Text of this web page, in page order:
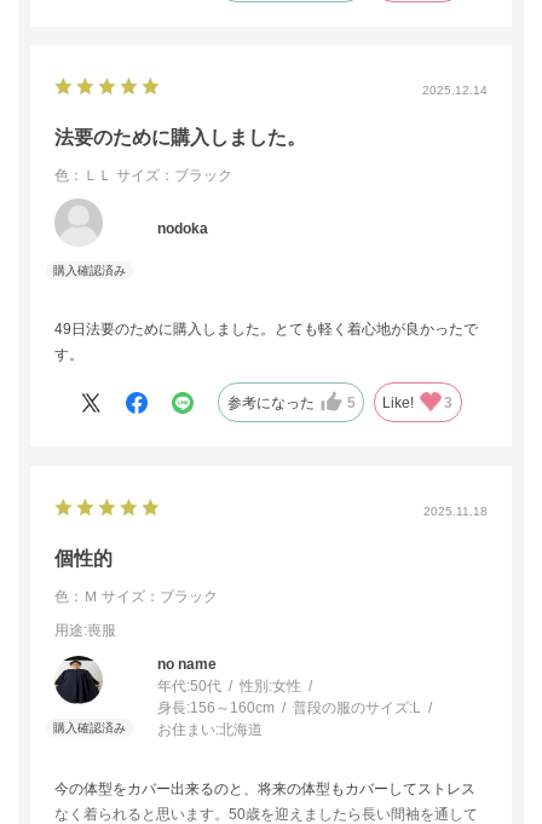
2025.12.14
法要のために購入しました。
色：ＬＬ サイズ：ブラック
nodoka
49日法要のために購入しました。とても軽く着心地が良かったで
す。
参考になった 5 Like! 3
2025.11.18
個性的
色：Ｍ サイズ：ブラック
用途:喪服
no name
年代:50代 性別:女性
身長:156～160cm 普段の服のサイズ:L
お住まい:北海道
今の体型をカバー出来るのと、将来の体型もカバーしてストレス
なく着られると思います。50歳を迎えましたら長い間袖を通して